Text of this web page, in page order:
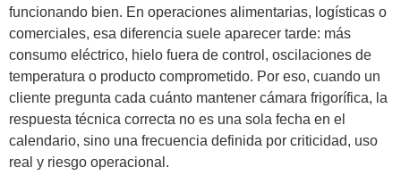
funcionando bien. En operaciones alimentarias, logísticas o
comerciales, esa diferencia suele aparecer tarde: más
consumo eléctrico, hielo fuera de control, oscilaciones de
temperatura o producto comprometido. Por eso, cuando un
cliente pregunta cada cuánto mantener cámara frigorífica, la
respuesta técnica correcta no es una sola fecha en el
calendario, sino una frecuencia definida por criticidad, uso
real y riesgo operacional.